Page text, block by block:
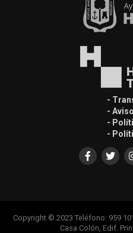
-
-
-
-
Copyright © 2023 Teléfono: 959
Casa Colón, Edif.